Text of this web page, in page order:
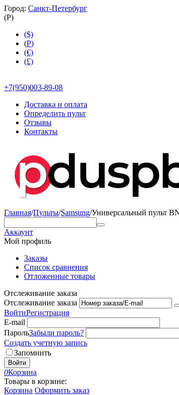
Город: Санкт-Петербург
(Р)
($)
(Р)
(€)
(£)
+7(950)003-89-08
Доставка и оплата
Определить пульт
Отзывы
Контакты
Главная/Пульты/Samsung/Универсальный пульт
Аккаунт
Мой профиль
Заказы
Список сравнения
Отложенные товары
Отслеживание заказа
Отслеживание заказа
ВойтиРегистрация
E-mail
ПарольЗабыли пароль?
Создать учетную запись
Запомнить
Войти
0Корзина
Товары в корзине:
Корзина Оформить заказ